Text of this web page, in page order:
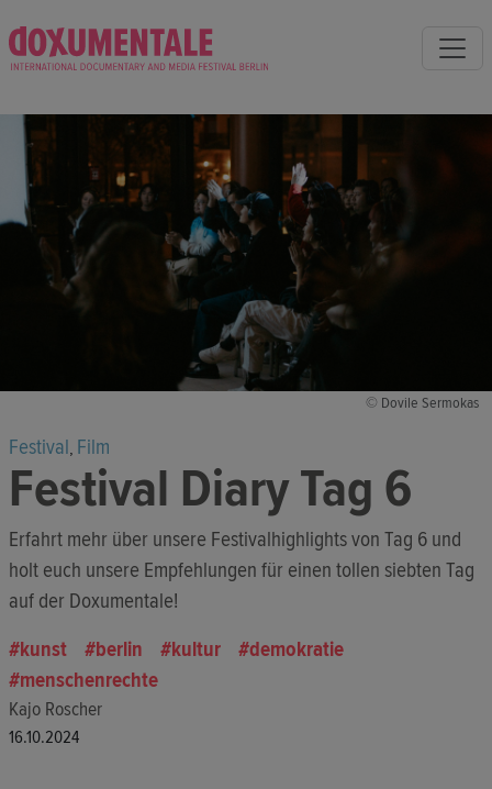
© Dovile Sermokas
Festival, Film
Festival Diary Tag 6
Erfahrt mehr über unsere Festivalhighlights von Tag 6 und
holt euch unsere Empfehlungen für einen tollen siebten Tag
auf der Doxumentale!
kunst
berlin kultur
demokratie
menschenrechte
Kajo Roscher
16.10.2024